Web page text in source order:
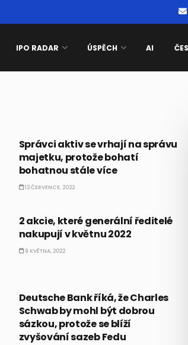
IPO RADAR ÚSPĚCH AI
Správci aktiv se vrhají na správu
majetku, protože bohatí
bohatnou stále více
12 ČERVENCE, 2022
2 akcie, které generální ředitelé
nakupují v květnu 2022
9 KVĚTNA, 2022
Deutsche Bank říká, že Charles
Schwab by mohl být dobrou
sázkou, protože se blíží
zvyšování sazeb Fedu